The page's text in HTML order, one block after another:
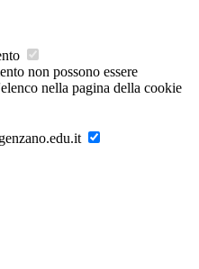
non possono essere
nella pagina della cookie